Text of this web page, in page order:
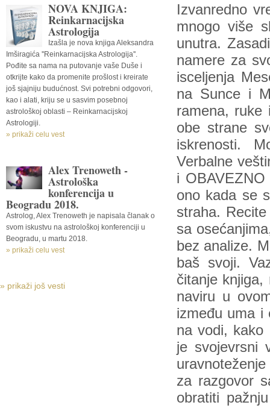
NOVA KNJIGA:
Reinkarnacijska
Astrologija
Izašla je nova knjiga Aleksandra
Imširagića ''Reinkarnacijska Astrologija''.
Pođite sa nama na putovanje vaše Duše i
otkrijte kako da promenite prošlost i kreirate
još sjajniju budućnost. Svi potrebni odgovori,
kao i alati, kriju se u sasvim posebnoj
astrološkoj oblasti – Reinkarnacijskoj
Astrologiji.
» prikaži celu vest
Alex Trenoweth -
Astrološka
konferencija u
Beogradu 2018.
Astrolog, Alex Trenoweth je napisala članak o
svom iskustvu na astrološkoj konferenciji u
Beogradu, u martu 2018.
» prikaži celu vest
» prikaži još vesti
Izvanredno
mnogo više
unutra.
namere za
isceljenja
na Sunce i
ramena, ruke
obe strane
iskrenosti.
Verbalne
i
ono kada se
straha.
sa
bez analize.
baš svoji.
čitanje knjiga,
naviru u
između uma i
na vodi, kako
je svojevrsni
za razgovor
obratiti